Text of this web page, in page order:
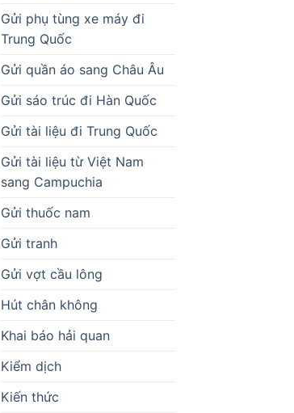
Gửi phụ tùng xe máy đi
Trung Quốc
Gửi quần áo sang Châu Âu
Gửi sáo trúc đi Hàn Quốc
Gửi tài liệu đi Trung Quốc
Gửi tài liệu từ Việt Nam
sang Campuchia
Gửi thuốc nam
Gửi tranh
Gửi vợt cầu lông
Hút chân không
Khai báo hải quan
Kiểm dịch
Kiến thức